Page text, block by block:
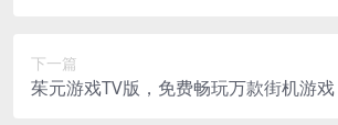
下一篇
茱元游戏TV版，免费畅玩万款街机游戏